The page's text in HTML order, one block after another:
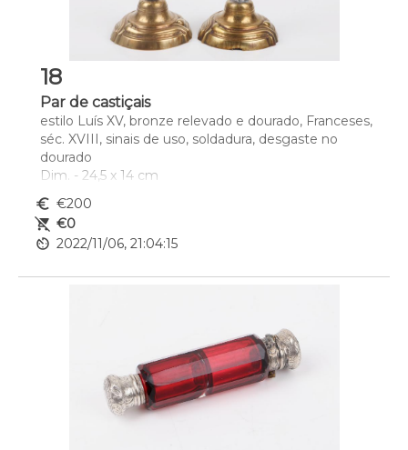
18
Par de castiçais
estilo Luís XV, bronze relevado e dourado, Franceses,
séc. XVIII, sinais de uso, soldadura, desgaste no
dourado
Dim. - 24,5 x 14 cm
euro_symbol €200
remove_shopping_cart €0
av_timer 2022/11/06, 21:04:15